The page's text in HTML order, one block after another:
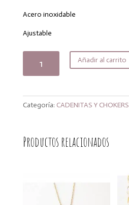
era:
Acero inoxidable
Ajustable
coffee
Añadir al carrito
Categoría: CADENITAS Y CHOKERS
Productos relacionados